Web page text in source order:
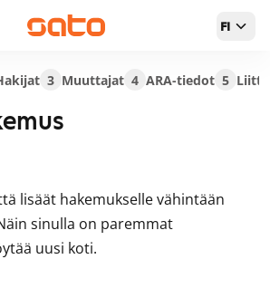
FI
lisäät hakemukselle vähintään
sinulla on paremmat
uusi koti.
3 Muuttajat 4 ARA-tiedot 5